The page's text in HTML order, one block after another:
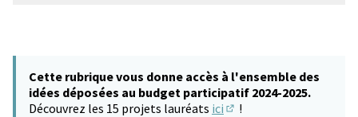
Cette rubrique vous donne accès à l'ensemble des
idées déposées au budget participatif 2024-2025.
Découvrez les 15 projets lauréats ici !